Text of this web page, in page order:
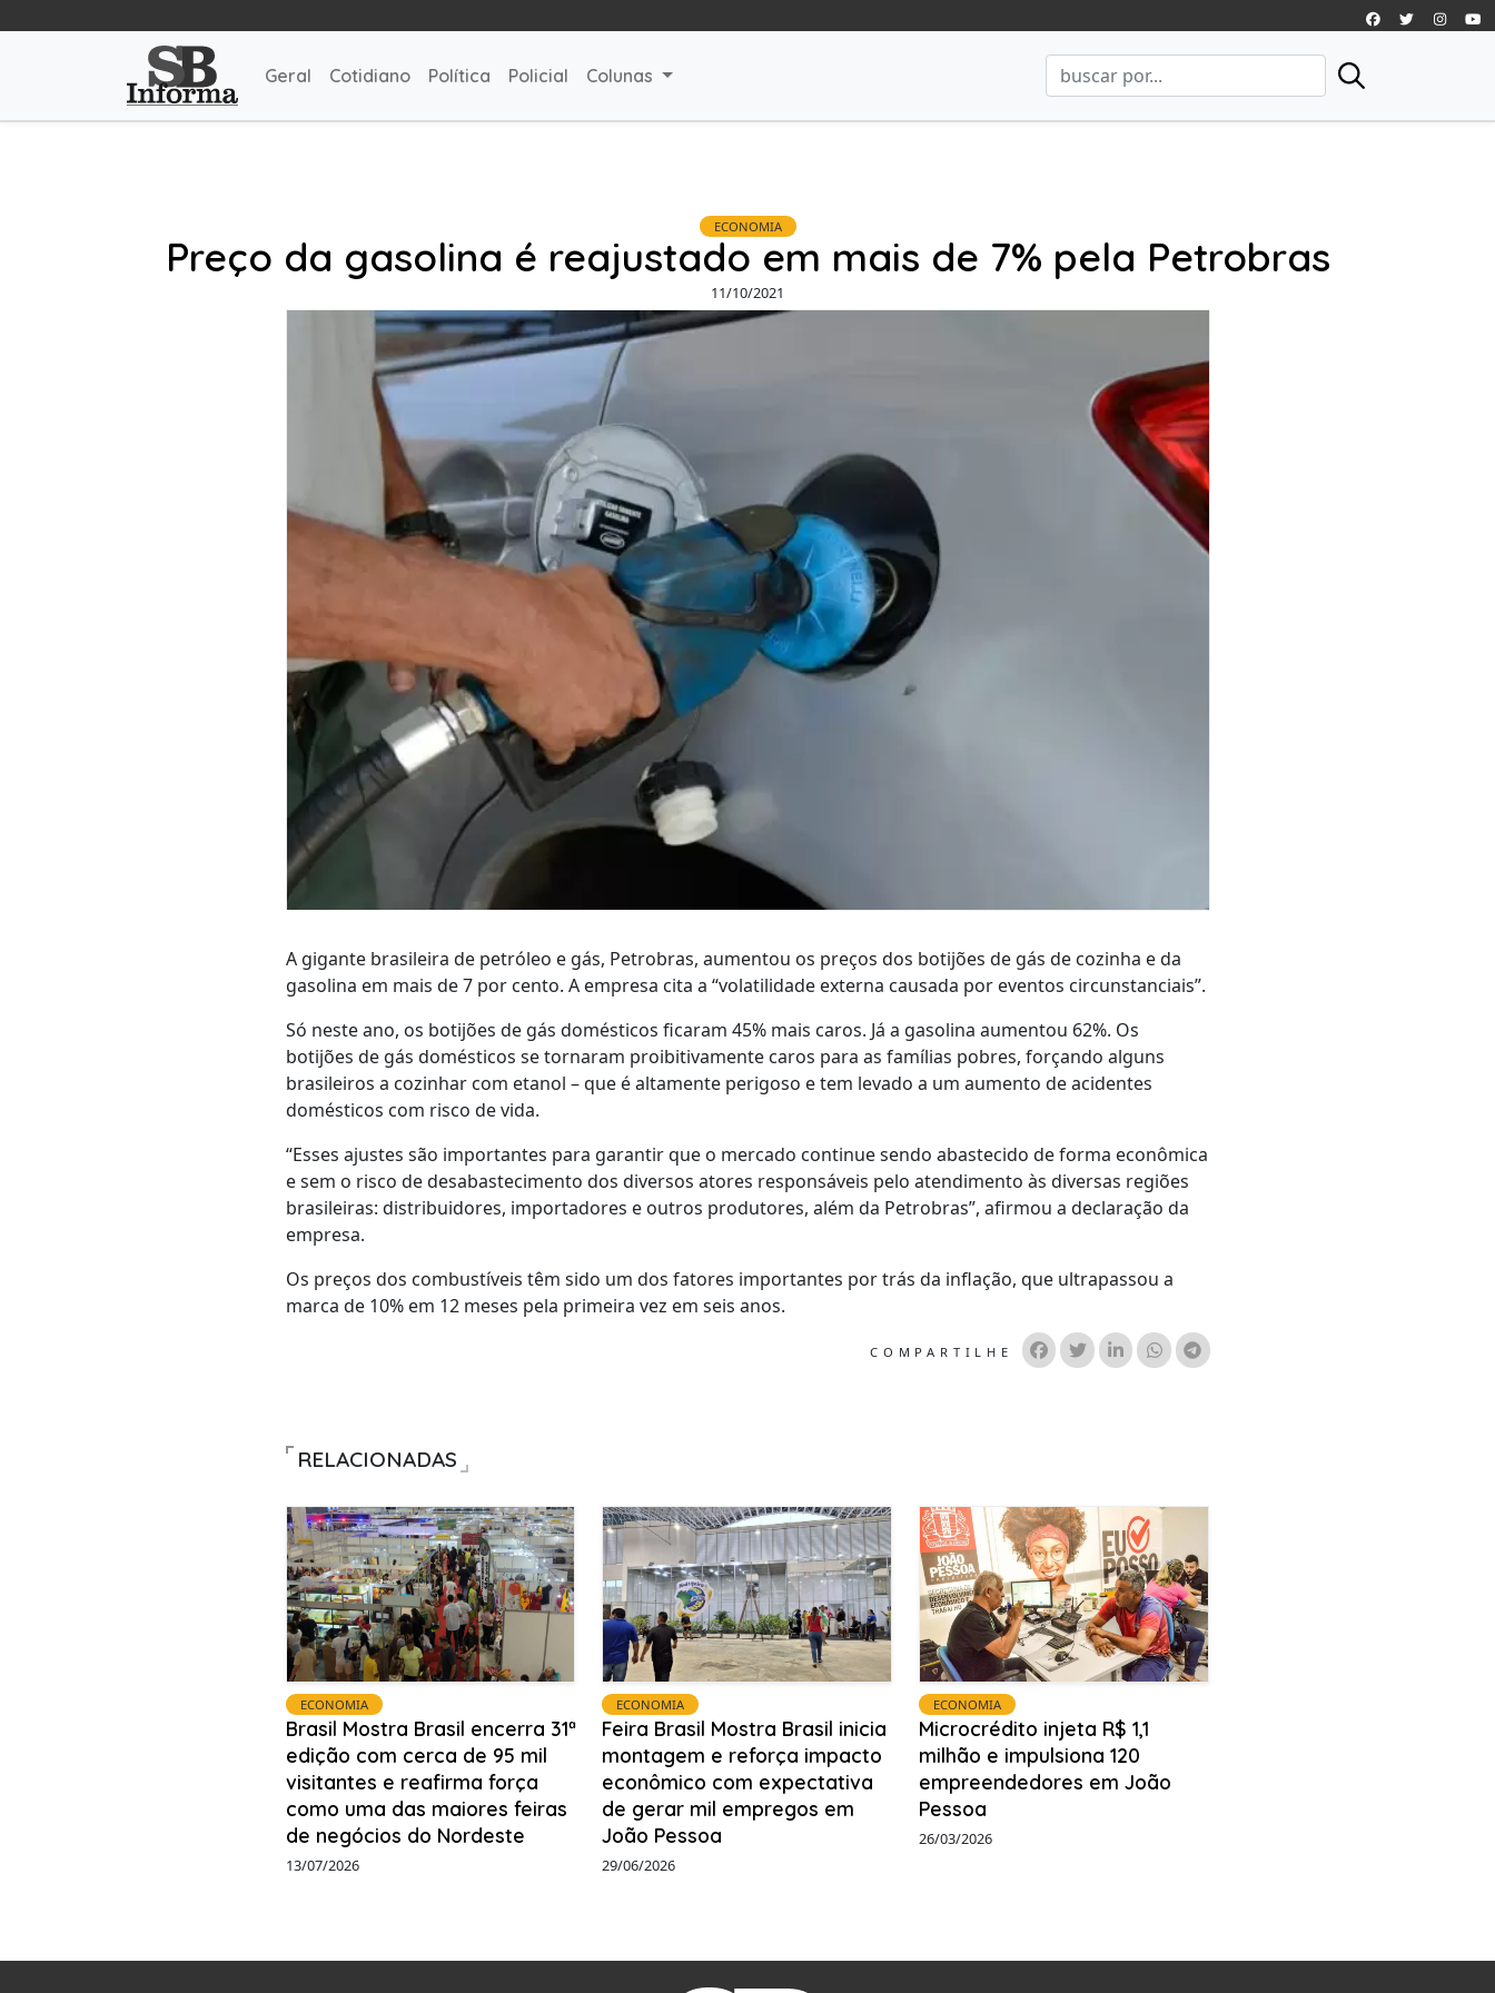
Geral Cotidiano Política Policial Colunas
ECONOMIA
Preço da gasolina é reajustado em mais de 7% pela Petrobras
11/10/2021
A gigante brasileira de petróleo e gás, Petrobras, aumentou os preços dos botijões de gás de cozinha e da
gasolina em mais de 7 por cento. A empresa cita a “volatilidade externa causada por eventos circunstanciais”.
Só neste ano, os botijões de gás domésticos ficaram 45% mais caros. Já a gasolina aumentou 62%. Os
botijões de gás domésticos se tornaram proibitivamente caros para as famílias pobres, forçando alguns
brasileiros a cozinhar com etanol – que é altamente perigoso e tem levado a um aumento de acidentes
domésticos com risco de vida.
“Esses ajustes são importantes para garantir que o mercado continue sendo abastecido de forma econômica
e sem o risco de desabastecimento dos diversos atores responsáveis ​​pelo atendimento às diversas regiões
brasileiras: distribuidores, importadores e outros produtores, além da Petrobras”, afirmou a declaração da
empresa.
Os preços dos combustíveis têm sido um dos fatores importantes por trás da inflação, que ultrapassou a
marca de 10% em 12 meses pela primeira vez em seis anos.
COMPARTILHE
RELACIONADAS
ECONOMIA
Brasil Mostra Brasil encerra 31ª
edição com cerca de 95 mil
visitantes e reafirma força
como uma das maiores feiras
de negócios do Nordeste
13/07/2026
ECONOMIA
Feira Brasil Mostra Brasil inicia
montagem e reforça impacto
econômico com expectativa
de gerar mil empregos em
João Pessoa
29/06/2026
ECONOMIA
Microcrédito injeta R$ 1,1
milhão e impulsiona 120
empreendedores em João
Pessoa
26/03/2026